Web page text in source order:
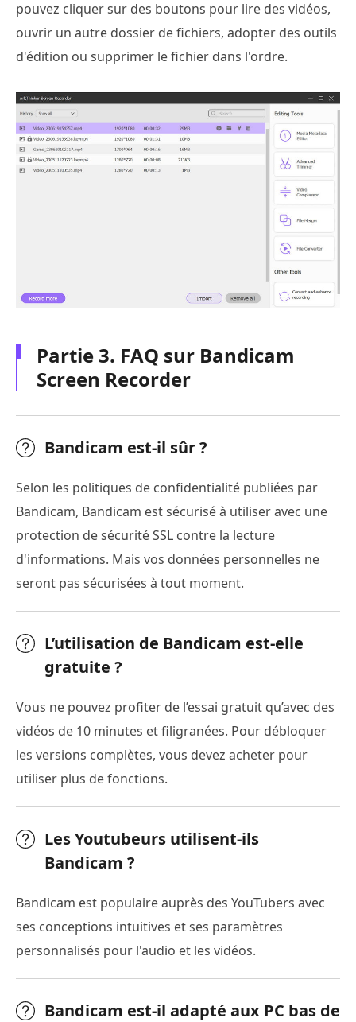
pouvez cliquer sur des boutons pour lire des vidéos,
ouvrir un autre dossier de fichiers, adopter des outils
d'édition ou supprimer le fichier dans l'ordre.
Partie 3. FAQ sur Bandicam
Screen Recorder
Bandicam est-il sûr ?
Selon les politiques de confidentialité publiées par
Bandicam, Bandicam est sécurisé à utiliser avec une
protection de sécurité SSL contre la lecture
d'informations. Mais vos données personnelles ne
seront pas sécurisées à tout moment.
L’utilisation de Bandicam est-elle
gratuite ?
Vous ne pouvez profiter de l’essai gratuit qu’avec des
vidéos de 10 minutes et filigranées. Pour débloquer
les versions complètes, vous devez acheter pour
utiliser plus de fonctions.
Les Youtubeurs utilisent-ils
Bandicam ?
Bandicam est populaire auprès des YouTubers avec
ses conceptions intuitives et ses paramètres
personnalisés pour l'audio et les vidéos.
Bandicam est-il adapté aux PC bas de